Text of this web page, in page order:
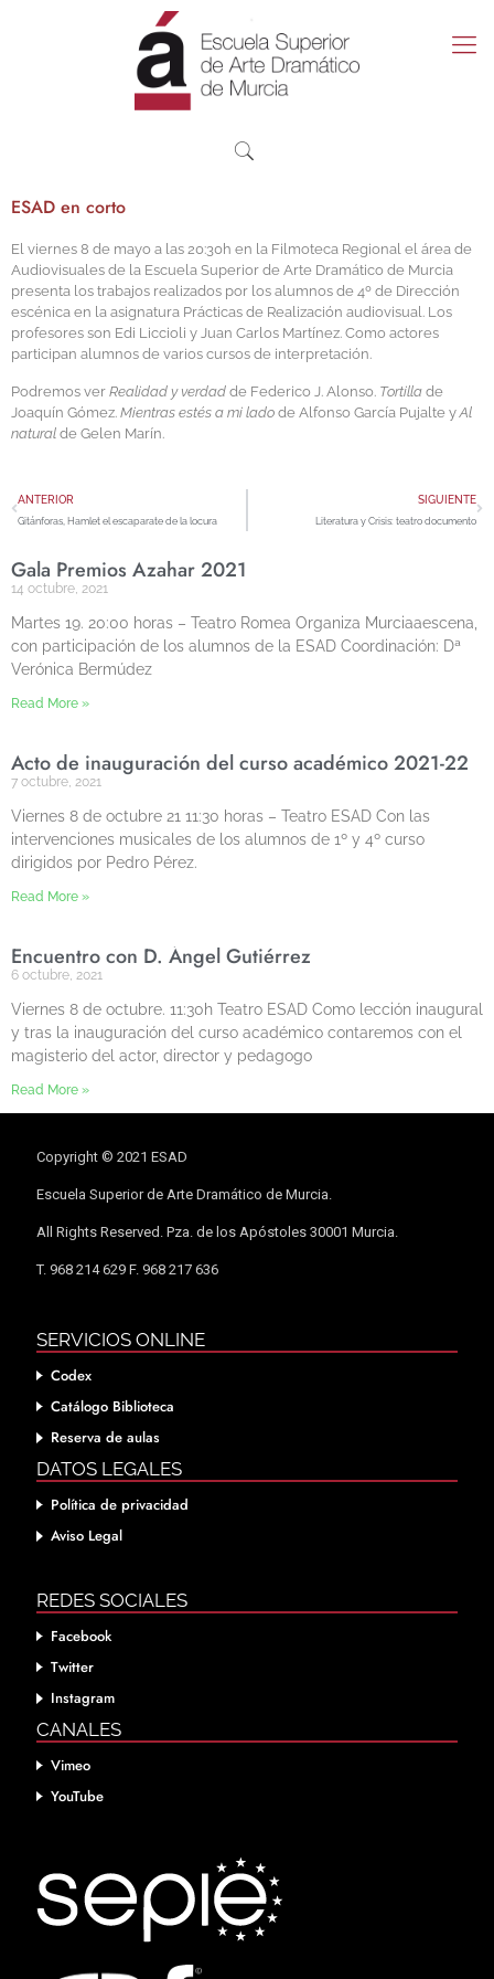
ESAD en corto
El viernes 8 de mayo a las 20:30h en la Filmoteca Regional el área de
Audiovisuales de la Escuela Superior de Arte Dramático de Murcia
presenta los trabajos realizados por los alumnos de 4º de Dirección
escénica en la asignatura Prácticas de Realización audiovisual. Los
profesores son Edi Liccioli y Juan Carlos Martínez. Como actores
participan alumnos de varios cursos de interpretación.
Podremos ver Realidad y verdad de Federico J. Alonso. Tortilla de
Joaquín Gómez. Mientras estés a mi lado de Alfonso García Pujalte yAl
natural de Gelen Marín.
ANTERIOR
Gitánforas, Hamlet el escaparate de la locura
SIGUIENTE
Literatura y Crisis: teatro documento
Gala Premios Azahar 2021
14 octubre, 2021
Martes 19. 20:00 horas – Teatro Romea Organiza Murciaaescena,
con participación de los alumnos de la ESAD Coordinación: Dª
Verónica Bermúdez
Read More »
Acto de inauguración del curso académico 2021-22
7 octubre, 2021
Viernes 8 de octubre 21 11:30 horas – Teatro ESAD Con las
intervenciones musicales de los alumnos de 1º y 4º curso
dirigidos por Pedro Pérez.
Read More »
Encuentro con D. Ángel Gutiérrez
6 octubre, 2021
Viernes 8 de octubre. 11:30h Teatro ESAD Como lección inaugural
y tras la inauguración del curso académico contaremos con el
magisterio del actor, director y pedagogo
Read More »
Copyright © 2021 ESAD
Escuela Superior de Arte Dramático de Murcia.
All Rights Reserved. Pza. de los Apóstoles 30001 Murcia.
T. 968 214 629 F. 968 217 636
SERVICIOS ONLINE
Codex
Catálogo Biblioteca
Reserva de aulas
DATOS LEGALES
Política de privacidad
Aviso Legal
REDES SOCIALES
Facebook
Twitter
Instagram
CANALES
Vimeo
YouTube